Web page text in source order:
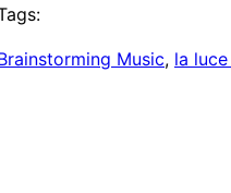
Music, la